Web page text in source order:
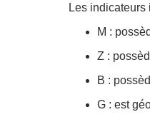
Les
M :
Z :
B :
G : est